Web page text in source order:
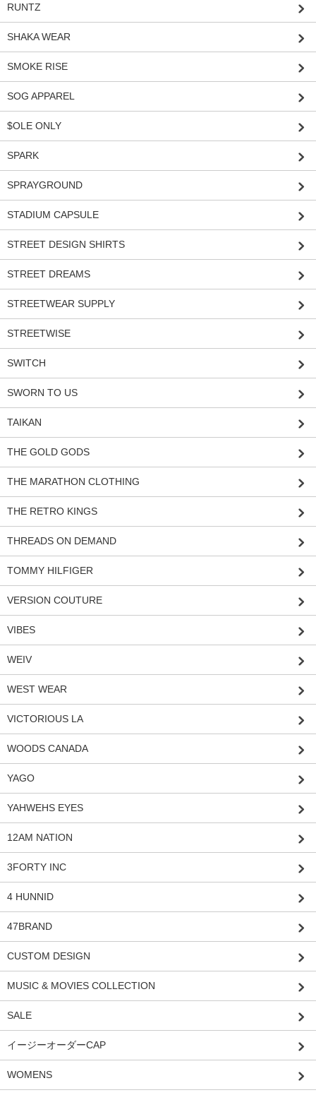
RUNTZ
SHAKA WEAR
SMOKE RISE
SOG APPAREL
$OLE ONLY
SPARK
SPRAYGROUND
STADIUM CAPSULE
STREET DESIGN SHIRTS
STREET DREAMS
STREETWEAR SUPPLY
STREETWISE
SWITCH
SWORN TO US
TAIKAN
THE GOLD GODS
THE MARATHON CLOTHING
THE RETRO KINGS
THREADS ON DEMAND
TOMMY HILFIGER
VERSION COUTURE
VIBES
WEIV
WEST WEAR
VICTORIOUS LA
WOODS CANADA
YAGO
YAHWEHS EYES
12AM NATION
3FORTY INC
4 HUNNID
47BRAND
CUSTOM DESIGN
MUSIC & MOVIES COLLECTION
SALE
イージーオーダーCAP
WOMENS